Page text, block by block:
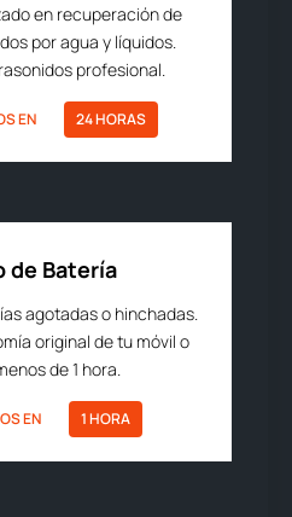
en recuperación de
por agua y líquidos.
profesional.
EN 24 HORAS
de Batería
agotadas o hinchadas.
original de tu móvil o
de 1 hora.
EN 1 HORA